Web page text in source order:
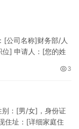
[公司名称]财务部/人
] 申请人：[您的姓
3
别：[男/女]，身份证
住址：[详细家庭住